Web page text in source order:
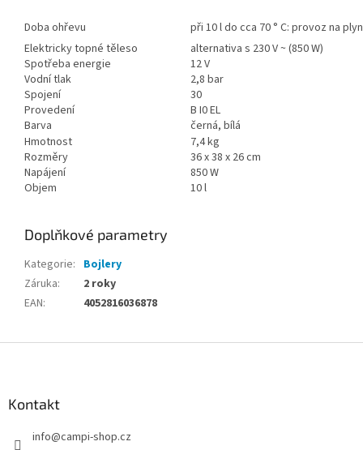
Doba ohřevu
při 10 l do cca 70 ° C: provoz na
Elektricky topné těleso
alternativa s 230 V ~ (850 W)
Spotřeba energie
12 V
Vodní tlak
2,8 bar
Spojení
30
Provedení
B I0 EL
Barva
černá, bílá
Hmotnost
7,4 kg
Rozměry
36 x 38 x 26 cm
Napájení
850 W
Objem
10 l
Doplňkové parametry
Kategorie: Bojlery
Záruka:
2 roky
EAN: 4052816036878
Kontakt
info@campi-shop.cz